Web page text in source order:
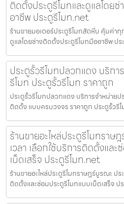
ติดตั้งประตูรีโมทและดูแลโดย
อาชีพ ประตูรีโมท.net
ร้านขายมอเตอร์ประตูรีโมทสัตหีบ คุ้มค่า
ดูแลโดยช่างติดตั้งประตูรีโมทมืออาชีพ ป
ประตูรั้วรีโมทปลวกแดง บริกา
รีโมท ประตูรั้วรีโมท ราคาถูก
ประตูรั้วรีโมทปลวกแดง บริการจำหน่ายป
ติดตั้ง แบบครบวงจร ราคาถูก ประตูรั้วรี
ร้านขายอะไหล่ประตูรีโมทรา
เวลา เลือกใช้บริการติดตั้งแล
เบ็ดเสร็จ ประตูรีโมท.net
ร้านขายอะไหล่ประตูรีโมทราษฎร์บูรณะ ปร
ติดตั้งและซ่อมประตูรีโมทแบบเบ็ดเสร็จ